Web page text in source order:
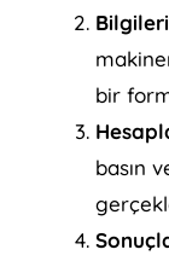
bir
basın